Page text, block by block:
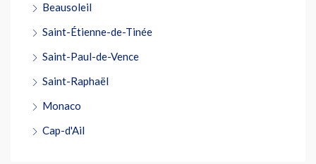
Beausoleil
Saint-Étienne-de-Tinée
Saint-Paul-de-Vence
Saint-Raphaël
Monaco
Cap-d'Ail